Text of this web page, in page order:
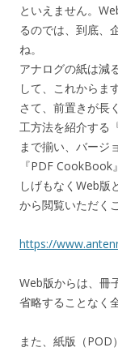
といえません。
るのでは、到底、
ね。
アナログの紙は減
して、これからま
さて、前置きが長
工方法を紹介する
まで揃い、バージ
『PDF
しげもなくWeb版
から閲覧いただく
https://
Web版からは、冊
省略することなく
また、紙版（POD